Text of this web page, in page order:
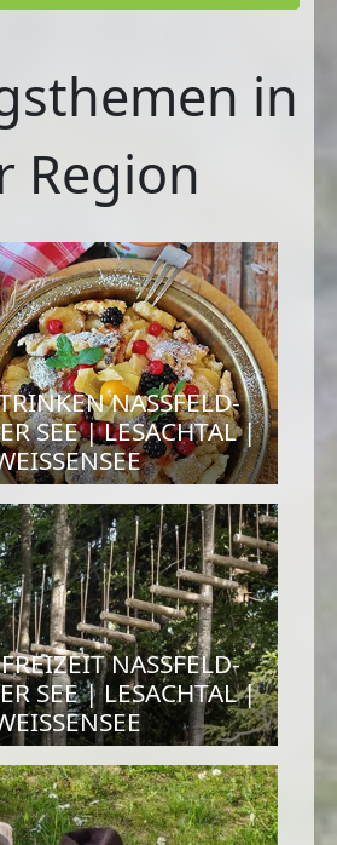
in
Region
NASSFELD-
SEE | LESACHTAL |
NASSFELD-
SEE | LESACHTAL |